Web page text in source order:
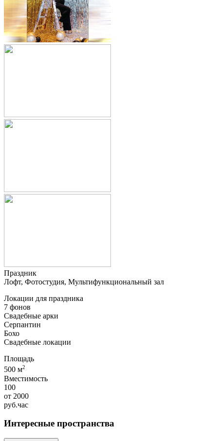
Праздник
Лофт, Фотостудия, Мультифункциональный зал
Локации для праздника
7 фонов
Свадебные арки
Серпантин
Бохо
Свадебные локации
Площадь
500 м2
Вместимость
100
от 2000
руб.час
Интересные пространства